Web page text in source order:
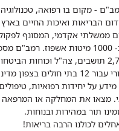
- מקום בו רפואה, טכנולוגיה
הבריאות ואיכות החיים
ממשלתי אקדמי, המסונף
של הטכניון ומונה כ- 1000 מיטות אשפוז.
רפואה לכ-2,700,000 תושבים, צה"ל וכוחות
מדינת ישראל.
על יחידות רפואיות,
מצאו את המחלקה או
תור במהירות ובנוחות.
לכולנו הרבה בריאות!